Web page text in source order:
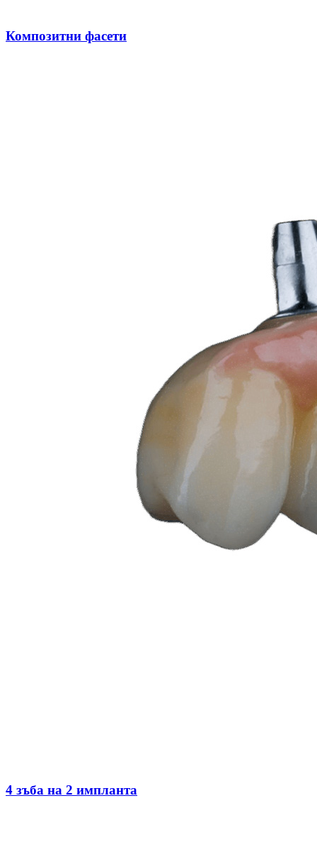
Композитни фасети
4 зъба на 2 импланта